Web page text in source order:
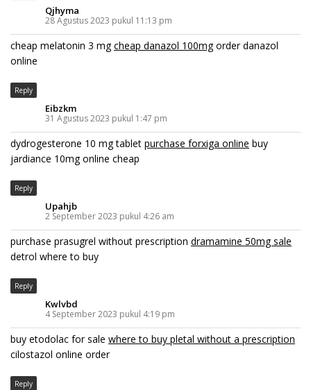
Qjhyma
28 Agustus 2023 pukul 11:13 pm
cheap melatonin 3 mgcheap danazol 100mgorder danazol
online
Reply
Eibzkm
31 Agustus 2023 pukul 1:47 pm
dydrogesterone 10 mg tablet purchase forxiga online buy
jardiance 10mg online cheap
Reply
Upahjb
2 September 2023 pukul 4:26 am
purchase prasugrel without prescription dramamine 50mg sale
detrol where to buy
Reply
Kwlvbd
4 September 2023 pukul 4:19 pm
buy etodolac for sale where to buy pletal without a prescription
cilostazol online order
Reply